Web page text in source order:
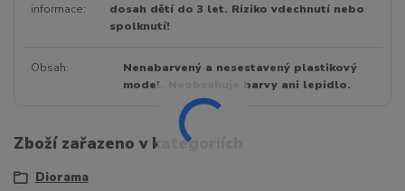
informace
dosah dětí do 3 let. Riziko vdechnutí nebo
spolknutí!
Obsah
Nenabarvený a nesestavený plastikový
model. Neobsahuje barvy ani lepidlo.
Zboží zařazeno v kategoriích
Diorama